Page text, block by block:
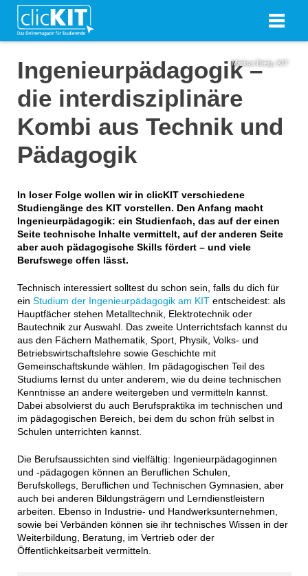
Markus Breig, KIT
Ingenieurpädagogik –
die interdisziplinäre
Kombi aus Technik und
Pädagogik
In loser Folge wollen wir in clicKIT verschiedene
Studiengänge des KIT vorstellen. Den Anfang macht
Ingenieurpädagogik: ein Studienfach, das auf der einen
Seite technische Inhalte vermittelt, auf der anderen Seite
aber auch pädagogische Skills fördert – und viele
Berufswege offen lässt.
Technisch interessiert solltest du schon sein, falls du dich für
ein Studium der Ingenieurpädagogik am KITentscheidest: als
Hauptfächer stehen Metalltechnik, Elektrotechnik oder
Bautechnik zur Auswahl. Das zweite Unterrichtsfach kannst du
aus den Fächern Mathematik, Sport, Physik, Volks- und
Betriebswirtschaftslehre sowie Geschichte mit
Gemeinschaftskunde wählen. Im pädagogischen Teil des
Studiums lernst du unter anderem, wie du deine technischen
Kenntnisse an andere weitergeben und vermitteln kannst.
Dabei absolvierst du auch Berufspraktika im technischen und
im pädagogischen Bereich, bei dem du schon früh selbst in
Schulen unterrichten kannst.
Die Berufsaussichten sind vielfältig: Ingenieurpädagoginnen
und -pädagogen können an Beruflichen Schulen,
Berufskollegs, Beruflichen und Technischen Gymnasien, aber
auch bei anderen Bildungsträgern und Lerndienstleistern
arbeiten. Ebenso in Industrie- und Handwerksunternehmen,
sowie bei Verbänden können sie ihr technisches Wissen in der
Weiterbildung, Beratung, im Vertrieb oder der
Öffentlichkeitsarbeit vermitteln.